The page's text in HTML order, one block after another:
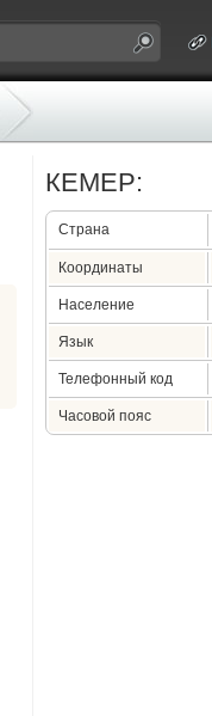
КЕМЕР:
Страна
Координаты
Население
Язык
Телефонный код
Часовой пояс